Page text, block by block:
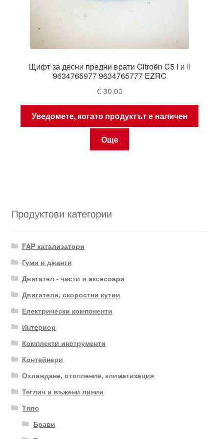
Щифт за десни предни врати Citroën C5 I и II
9634765977 9634765777 EZRC
€30,00
Уведомете, когато продуктът е наличен
Още
Продуктови категории
FAP катализатори
Гуми и джанти
Двигател - части и аксесоари
Двигатели, скоростни кутии
Електрически компоненти
Интериор
Комплекти инструменти
Контейнери
Охлаждане, отопление, климатизация
Теглич и въжени линии
Тяло
Брави